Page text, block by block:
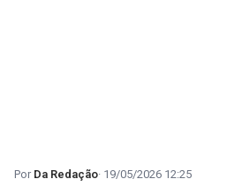
Da Redação 19/05/2026 12:25